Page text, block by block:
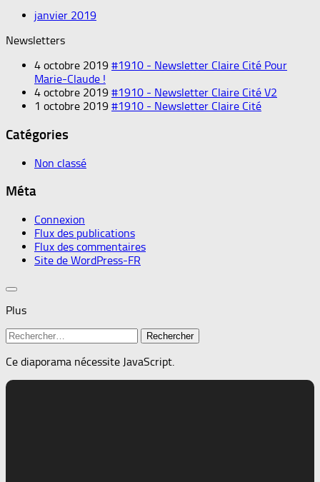
janvier 2019
Newsletters
4 octobre 2019 #1910 - Newsletter Claire Cité Pour
Marie-Claude !
4 octobre 2019 #1910 - Newsletter Claire Cité V2
1 octobre 2019 #1910 - Newsletter Claire Cité
Catégories
Non classé
Méta
Connexion
Flux des publications
Flux des commentaires
Site de WordPress-FR
Plus
Rechercher :
Ce diaporama nécessite JavaScript.